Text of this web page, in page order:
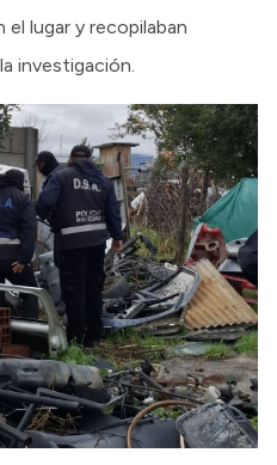
lugar y recopilaban
investigación.